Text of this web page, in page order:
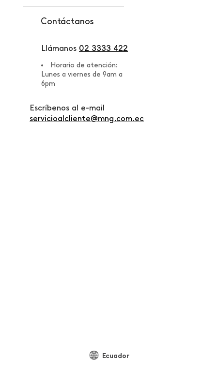
Contáctanos
Llámanos 02 3333 422
Horario de atención:
Lunes a viernes de 9am a
6pm
Escríbenos al e-mail
servicioalcliente@mng.com.ec
Ecuador